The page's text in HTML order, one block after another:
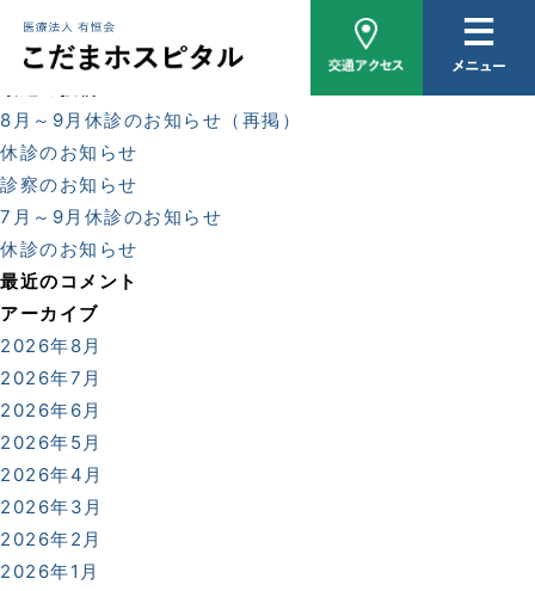
外来について
入院について
hp
8月～9月休診のお知らせ（再掲）
休診のお知らせ
診察のお知らせ
7月～9月休診のお知らせ
休診のお知らせ
最近のコメント
アーカイブ
2026年8月
2026年7月
2026年6月
2026年5月
2026年4月
2026年3月
2026年2月
2026年1月